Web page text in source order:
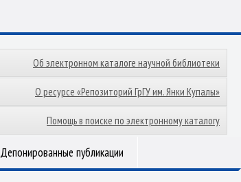
Об электронном каталоге научной библиотеки
О ресурсе «Репозиторий ГрГУ им. Янки Купалы»
Помощь в поиске по электронному каталогу
Депонированные публикации